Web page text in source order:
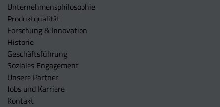
Unternehmens­philosophie
Produktqualität
Forschung & Innovation
Historie
Geschäftsführung
Soziales Engagement
Unsere Partner
Jobs und Karriere
Kontakt